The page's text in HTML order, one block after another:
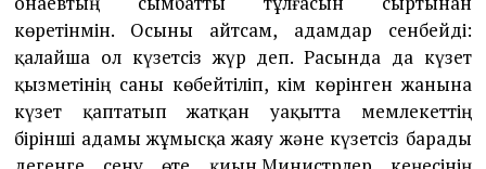
көретінмін. Осыны айтсам, адамдар сенбейді:
қалайша ол күзетсіз жүр деп. Расында да күзет
қызметінің саны көбейтіліп, кім көрінген жанына
күзет қаптатып жатқан уақытта мемлекеттің
бірінші адамы жұмысқа жаяу және күзетсіз барады